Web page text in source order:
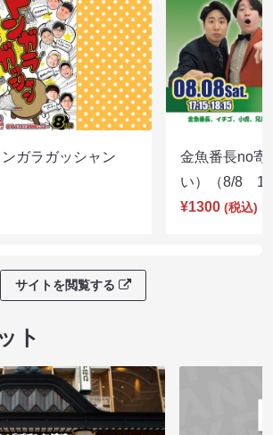
ガラガッシャン
金魚番長no寄
い）（8/8
¥1300 (税込)
サイトを閲覧する
ト